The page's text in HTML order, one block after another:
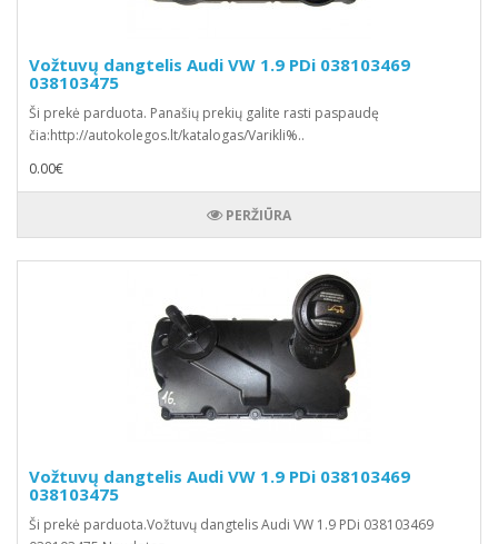
Vožtuvų dangtelis Audi VW 1.9 PDi 038103469
038103475
Ši prekė parduota. Panašių prekių galite rasti paspaudę
čia:http://autokolegos.lt/katalogas/Varikli%..
0.00€
PERŽIŪRA
Vožtuvų dangtelis Audi VW 1.9 PDi 038103469
038103475
Ši prekė parduota.Vožtuvų dangtelis Audi VW 1.9 PDi 038103469